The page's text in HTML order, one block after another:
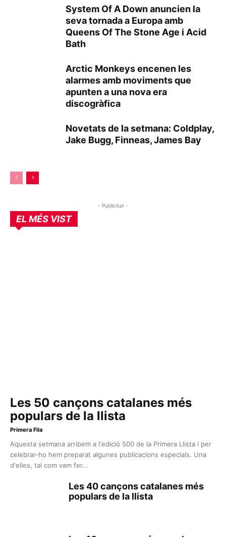
System Of A Down anuncien la
seva tornada a Europa amb
Queens Of The Stone Age i Acid
Bath
Arctic Monkeys encenen les
alarmes amb moviments que
apunten a una nova era
discogràfica
Novetats de la setmana: Coldplay,
Jake Bugg, Finneas, James Bay
- Publicitat -
EL MÉS VIST
Les 50 cançons catalanes més
populars de la llista
Primera Fila
Aquesta setmana arribem a l'edició 500 de la Primera Llista i per
celebrar-ho hem preparat algunes publicacions especials. Una
d'elles, tal com vam fer...
Les 40 cançons catalanes més
populars de la llista